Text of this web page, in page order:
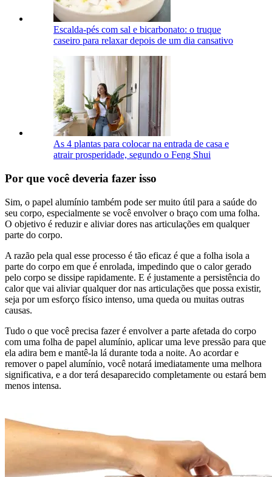
Escalda-pés com sal e bicarbonato: o truque
caseiro para relaxar depois de um dia cansativo
As 4 plantas para colocar na entrada de casa e
atrair prosperidade, segundo o Feng Shui
Por que você deveria fazer isso
Sim, o papel alumínio também pode ser muito útil para a saúde do
seu corpo, especialmente se você envolver o braço com uma folha.
O objetivo é reduzir e aliviar dores nas articulações em qualquer
parte do corpo.
A razão pela qual esse processo é tão eficaz é que a folha isola a
parte do corpo em que é enrolada, impedindo que o calor gerado
pelo corpo se dissipe rapidamente. E é justamente a persistência do
calor que vai aliviar qualquer dor nas articulações que possa existir,
seja por um esforço físico intenso, uma queda ou muitas outras
causas.
Tudo o que você precisa fazer é envolver a parte afetada do corpo
com uma folha de papel alumínio, aplicar uma leve pressão para que
ela adira bem e mantê-la lá durante toda a noite. Ao acordar e
remover o papel alumínio, você notará imediatamente uma melhora
significativa, e a dor terá desaparecido completamente ou estará bem
menos intensa.